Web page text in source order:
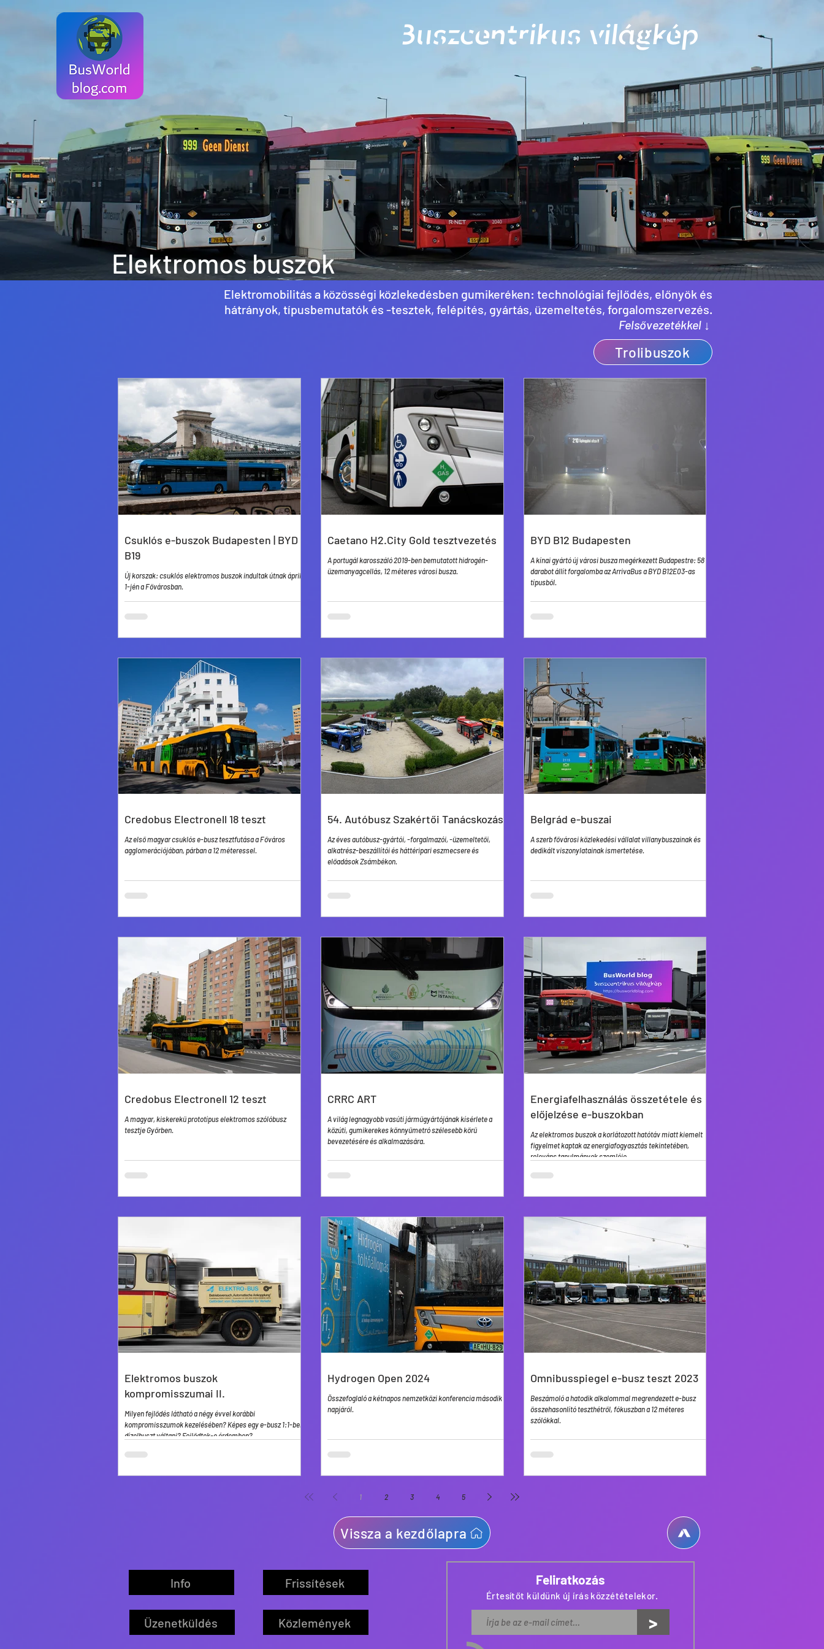
Buszcentrikus világkép
Elektromos buszok
Elektromobilitás a közösségi közlekedésben gumikeréken: technológiai fejlődés, előnyök és
hátrányok, típusbemutatók és -tesztek, felépítés, gyártás, üzemeltetés, forgalomszervezés.
Felsővezetékkel ↓
Trolibuszok
Csuklós e-buszok Budapesten | BYD
B19
Új korszak: csuklós elektromos buszok indultak útnak április
1-jén a Fővárosban.
Caetano H2.City Gold tesztvezetés
A portugál karosszáló 2019-ben bemutatott hidrogén-
üzemanyagcellás, 12 méteres városi busza.
BYD B12 Budapesten
A kínai gyártó új városi busza megérkezett Budapestre: 58
darabot állít forgalomba az ArrivaBus a BYD B12E03-as
típusból.
Credobus Electronell 18 teszt
Az első magyar csuklós e-busz tesztfutása a Főváros
agglomerációjában, párban a 12 méteressel.
54. Autóbusz Szakértői Tanácskozás
Az éves autóbusz-gyártói, -forgalmazói, -üzemeltetői,
alkatrész-beszállítói és háttéripari eszmecsere és
előadások Zsámbékon.
Belgrád e-buszai
A szerb fővárosi közlekedési vállalat villanybuszainak és
dedikált viszonylatainak ismertetése.
Credobus Electronell 12 teszt
A magyar, kiskerekű prototípus elektromos szólóbusz
tesztje Győrben.
CRRC ART
A világ legnagyobb vasúti járműgyártójának kísérlete a
közúti, gumikerekes könnyűmetró szélesebb körű
bevezetésére és alkalmazására.
Energiafelhasználás összetétele és
előjelzése e-buszokban
Az elektromos buszok a korlátozott hatótáv miatt kiemelt
figyelmet kaptak az energiafogyasztás tekintetében,
releváns tanulmányok szemléje.
Elektromos buszok
kompromisszumai II.
Milyen fejlődés látható a négy évvel korábbi
kompromisszumok kezelésében? Képes egy e-busz 1:1-ben
dízelbuszt váltani? Fejlődtek-e érdemben?
Hydrogen Open 2024
Összefoglaló a kétnapos nemzetközi konferencia második
napjáról.
Omnibusspiegel e-busz teszt 2023
Beszámoló a hatodik alkalommal megrendezett e-busz
összehasonlító teszthétről, fókuszban a 12 méteres
szólókkal.
1 2 3 4 5
Vissza a kezdőlapra
Info
Üzenetküldés
Frissítések
Közlemények
Feliratkozás
Értesítőt küldünk új írás közzétételekor.
>